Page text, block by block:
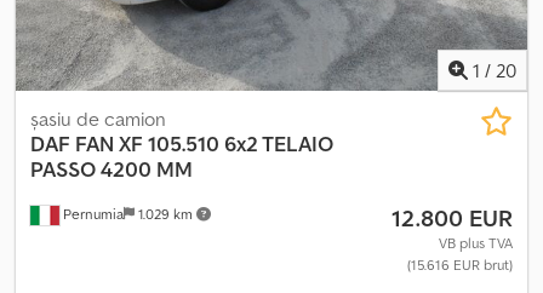
pneumatică * 2 x chei cu telecomandă centralizată Pentru
întrebări, ne puteți contacta pe timpul zilei: Richard Kanwischer
Telefon și Whatsapp: (germană și engleză) Paul: Telefon și
Whatsapp: (germană, rusă, ucraineană) Paul: Viber)
1 / 20
Pernumia 1.029 km
șasiu de camion
DAF FAN XF 105.510 6x2 TELAIO
PASSO 4200 MM
12.800 EUR
VB plus TVA
(15.616 EUR brut)